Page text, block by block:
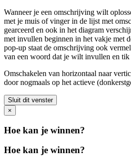
Wanneer je een omschrijving wilt
met je muis of vinger in de lijst met
gearceerd en ook in het diagram
met invullen beginnen in het vakje met
pop-up staat de omschrijving ook
van een woord dat je wilt invullen en tik
Omschakelen van horizontaal naar
door nogmaals op het actieve
Sluit dit venster
×
Hoe kan je winnen?
Hoe kan je winnen?